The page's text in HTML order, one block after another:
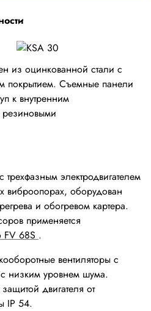
из оцинкованной стали с
покрытием. Съемные панели
к внутренним
электродвигателем
виброопорах, оборудован
и обогревом картера.
применяется
FV 68S .
вентиляторы с
низким уровнем шума.
двигателя от
IP 54.